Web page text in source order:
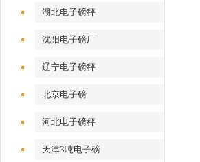
湖北电子磅秤
沈阳电子磅厂
辽宁电子磅秤
北京电子磅
河北电子磅秤
天津3吨电子磅